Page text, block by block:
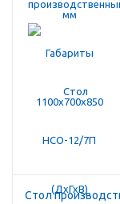
Стол